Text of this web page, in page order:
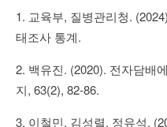
1. 교육부, 질병관리청.
태조사 통계.
2. 백유진. (2020). 전자담배
지, 63(2), 82-86.
3. 이철민, 김성렬, 정유석.